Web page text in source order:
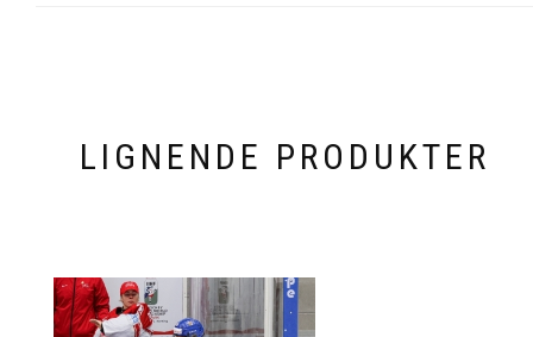
LIGNENDE PRODUKTER